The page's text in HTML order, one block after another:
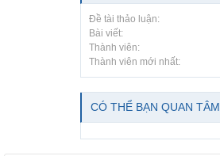
Đề tài thảo luận:
Bài viết:
Thành viên:
Thành viên mới nhất:
CÓ THỂ BẠN QUAN TÂM